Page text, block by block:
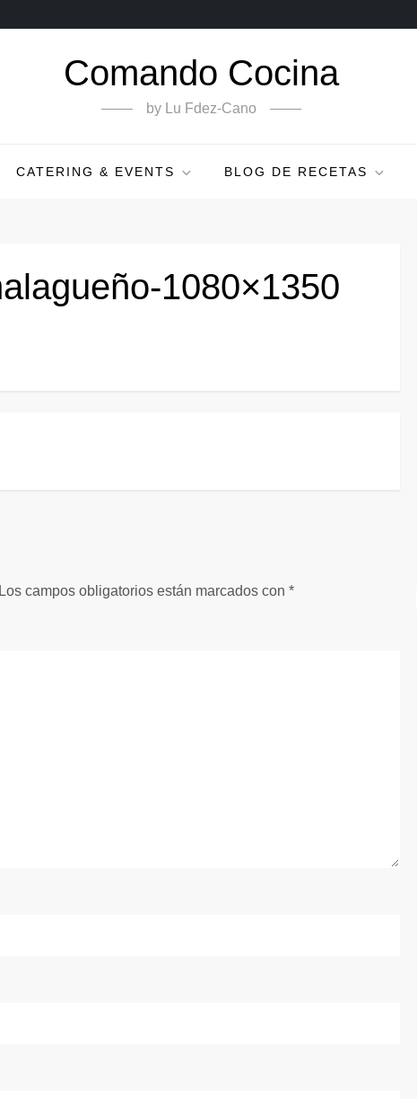
Comando Cocina
by Lu Fdez-Cano
CATERING & EVENTS BLOG DE RECETAS
1080×1350
campos obligatorios están marcados con*